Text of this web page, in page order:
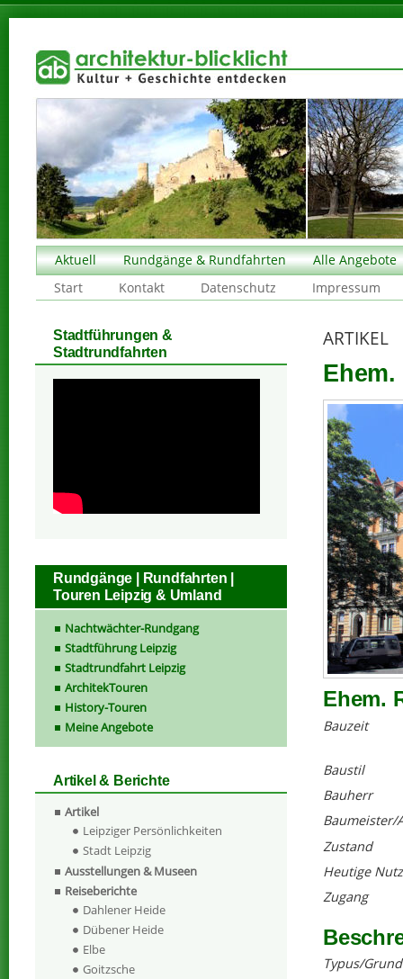
Aktuell Rundgänge & Rundfahrten
Alle Angebote
Start
Kontakt Datenschutz Impressum
ARTIKEL
Ehem.
Bauzeit
Baustil
Bauherr
Baumeister/
Zustand
Heutige
Zugang
Typus/
Stadtführungen &
Stadtrundfahrten
Rundgänge | Rundfahrten |
Touren Leipzig & Umland
Nachtwächter-Rundgang
Stadtführung Leipzig
Stadtrundfahrt Leipzig
ArchitekTouren
History-Touren
Meine Angebote
Artikel & Berichte
Artikel
Leipziger Persönlichkeiten
Stadt Leipzig
Ausstellungen & Museen
Reiseberichte
Dahlener Heide
Dübener Heide
Elbe
Goitzsche